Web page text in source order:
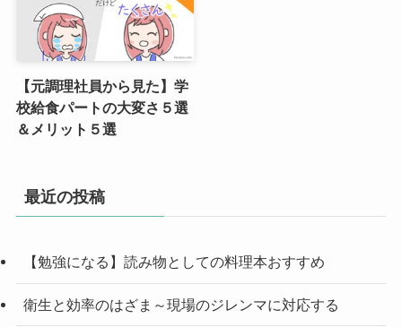
【元調理社員から見た】学
校給食パートの大変さ５選
＆メリット５選
最近の投稿
【勉強になる】読み物としての料理本おすすめ
衛生と効率のはざま～現場のジレンマに対応する